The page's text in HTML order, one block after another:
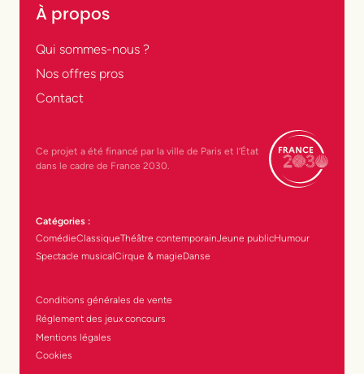
À propos
Qui sommes-nous ?
Nos offres pros
Contact
Ce projet a été financé par la ville de Paris et l’État
dans le cadre de France 2030.
Catégories :
ComédieClassiqueThéâtre contemporainJeune publicHumour
Spectacle musicalCirque & magieDanse
Conditions générales de vente
Réglement des jeux concours
Mentions légales
Cookies